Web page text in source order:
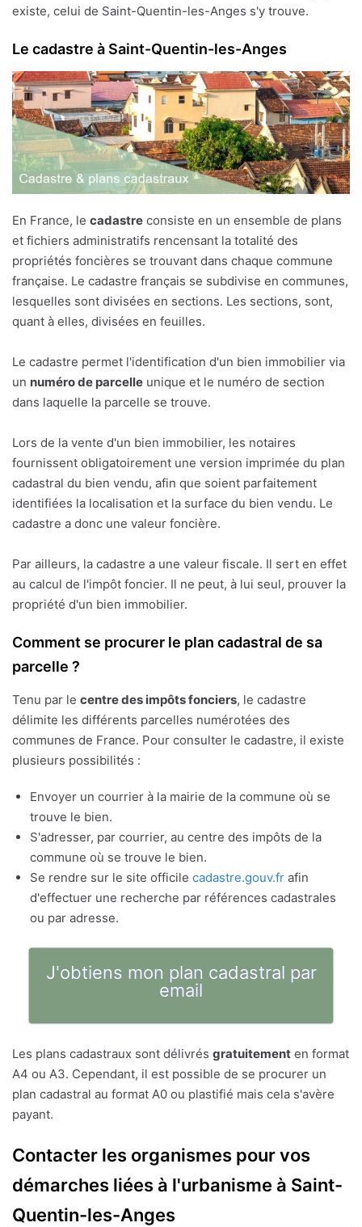
existe, celui de Saint-Quentin-les-Anges s'y trouve.
Le cadastre à Saint-Quentin-les-Anges
En France, le cadastre consiste en un ensemble de plans
et fichiers administratifs rencensant la totalité des
propriétés foncières se trouvant dans chaque commune
française. Le cadastre français se subdivise en communes,
lesquelles sont divisées en sections. Les sections, sont,
quant à elles, divisées en feuilles.
Le cadastre permet l'identification d'un bien immobilier via
un numéro de parcelle unique et le numéro de section
dans laquelle la parcelle se trouve.
Lors de la vente d'un bien immobilier, les notaires
fournissent obligatoirement une version imprimée du plan
cadastral du bien vendu, afin que soient parfaitement
identifiées la localisation et la surface du bien vendu. Le
cadastre a donc une valeur foncière.
Par ailleurs, la cadastre a une valeur fiscale. Il sert en effet
au calcul de l'impôt foncier. Il ne peut, à lui seul, prouver la
propriété d'un bien immobilier.
Comment se procurer le plan cadastral de sa
parcelle ?
Tenu par le centre des impôts fonciers, le cadastre
délimite les différents parcelles numérotées des
communes de France. Pour consulter le cadastre, il existe
plusieurs possibilités :
Envoyer un courrier à la mairie de la commune où se
trouve le bien.
S'adresser, par courrier, au centre des impôts de la
commune où se trouve le bien.
Se rendre sur le site officile cadastre.gouv.fr afin
d'effectuer une recherche par références cadastrales
ou par adresse.
J'obtiens mon plan cadastral par
email
Les plans cadastraux sont délivrés gratuitement en format
A4 ou A3. Cependant, il est possible de se procurer un
plan cadastral au format A0 ou plastifié mais cela s'avère
payant.
Contacter les organismes pour vos
démarches liées à l'urbanisme à Saint-
Quentin-les-Anges